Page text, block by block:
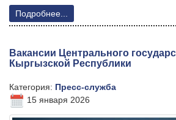
Подробнее...
Вакансии Центрального
Кыргызской Республики
Категория: Пресс-служба
15 января 2026